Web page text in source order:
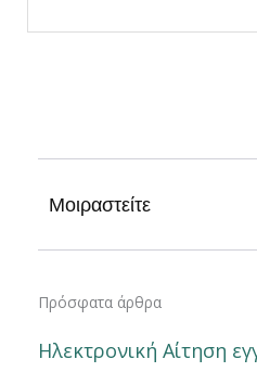
Μοιραστείτε
Πρόσφατα άρθρα
Ηλεκτρονική Αίτηση